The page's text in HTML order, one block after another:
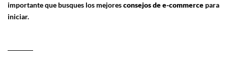
importante que busques los mejoresconsejos de e-commerce para
iniciar.